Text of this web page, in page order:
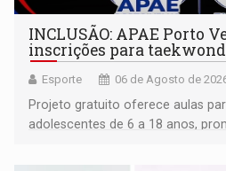
INCLUSÃO: APAE Porto
inscrições para
Esporte 06 de Agosto de
Projeto gratuito oferece aulas
adolescentes de 6 a 18 anos,